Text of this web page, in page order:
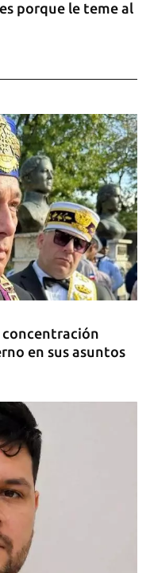
porque le teme al
concentración
en sus asuntos